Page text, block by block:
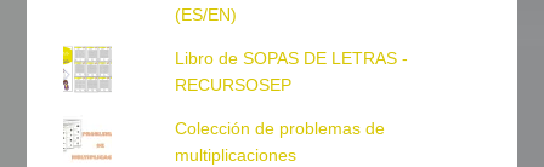
(ES/EN)
Libro de SOPAS DE LETRAS -
RECURSOSEP
Colección de problemas de
multiplicaciones